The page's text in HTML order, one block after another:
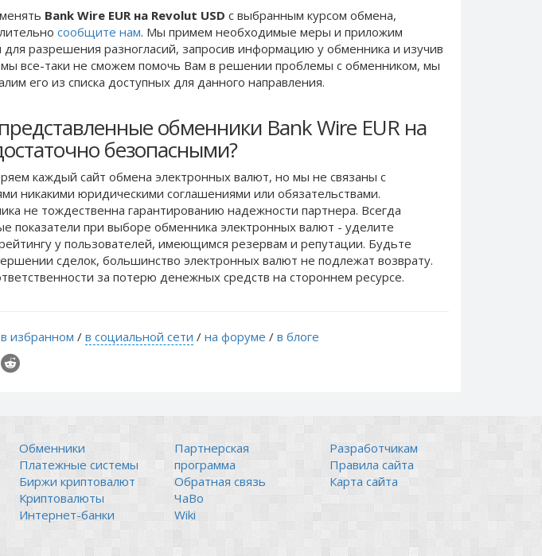
Bank Wire EUR на Revolut USD с выбранным курсом обмена,
сообщите нам. Мы примем необходимые меры и приложим
для разрешения разногласий, запросив информацию у обменника и изучив
все-таки не сможем помочь Вам в решении проблемы c обменником, мы
его из списка доступных для данного направления.
обменники Bank Wire EUR на
безопасными?
каждый сайт обмена электронных валют, но мы не связаны c
никакими юридическими соглашениями или обязательствами.
не тождественна гарантированию надежности партнера. Всегда
показатели при выборе обменника электронных валют - уделите
у пользователей, имеющимся резервам и репутации. Будьте
сделок, большинство электронных валют не подлежат возврату.
за потерю денежных средств на стороннем ресурсе.
в избранном / в социальной сети / на форуме / в блоге
Обменники
Платежные системы
Биржи криптовалют
Криптовалюты
Интернет-банки
Партнерская
программа
Обратная связь
ЧаВо
Wiki
Разработчикам
Правила сайта
Карта сайта